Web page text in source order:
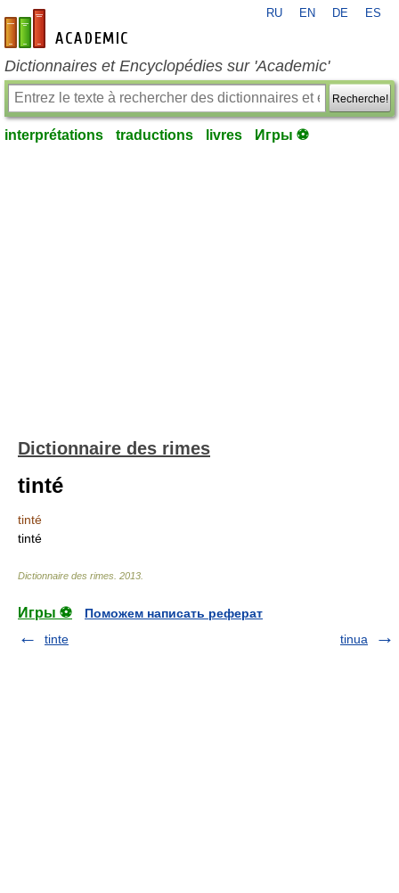
fr-academic.com
RU EN DE ES
Dictionnaires et Encyclopédies sur 'Academic'
Recherche!
interprétations traductions livres Игры ⚽
Dictionnaire des rimes
tinté
tinté
tinté
Dictionnaire des rimes 2013
Игры ⚽
Поможем написать реферат
tinte
tinua